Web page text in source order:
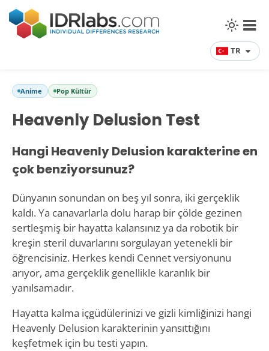
TR
Anime Pop Kültür
Heavenly Delusion Test
Hangi Heavenly Delusion karakterine en
çok benziyorsunuz?
Dünyanın sonundan on beş yıl sonra, iki gerçeklik
kaldı. Ya canavarlarla dolu harap bir çölde gezinen
sertleşmiş bir hayatta kalansınız ya da robotik bir
kreşin steril duvarlarını sorgulayan yetenekli bir
öğrencisiniz. Herkes kendi Cennet versiyonunu
arıyor, ama gerçeklik genellikle karanlık bir
yanılsamadır.
Hayatta kalma içgüdülerinizi ve gizli kimliğinizi hangi
Heavenly Delusion karakterinin yansıttığını
keşfetmek için bu testi yapın.